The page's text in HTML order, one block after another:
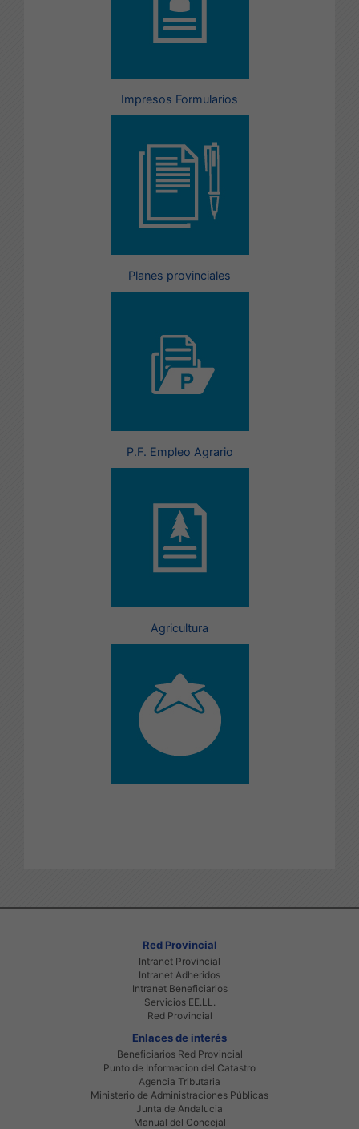
Impresos Formularios
Planes provinciales
P.F. Empleo Agrario
Agricultura
Red Provincial
Intranet Provincial
Intranet Adheridos
Intranet Beneficiarios
Servicios EE.LL.
Red Provincial
Enlaces de interés
Beneficiarios Red Provincial
Punto de Informacion del Catastro
Agencia Tributaria
Ministerio de Administraciones Públicas
Junta de Andalucia
Manual del Concejal